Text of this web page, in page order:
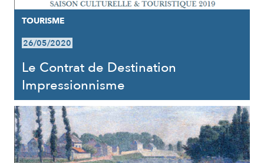
TOURISME
26/05/2020
Le Contrat de Destination
Impressionnisme